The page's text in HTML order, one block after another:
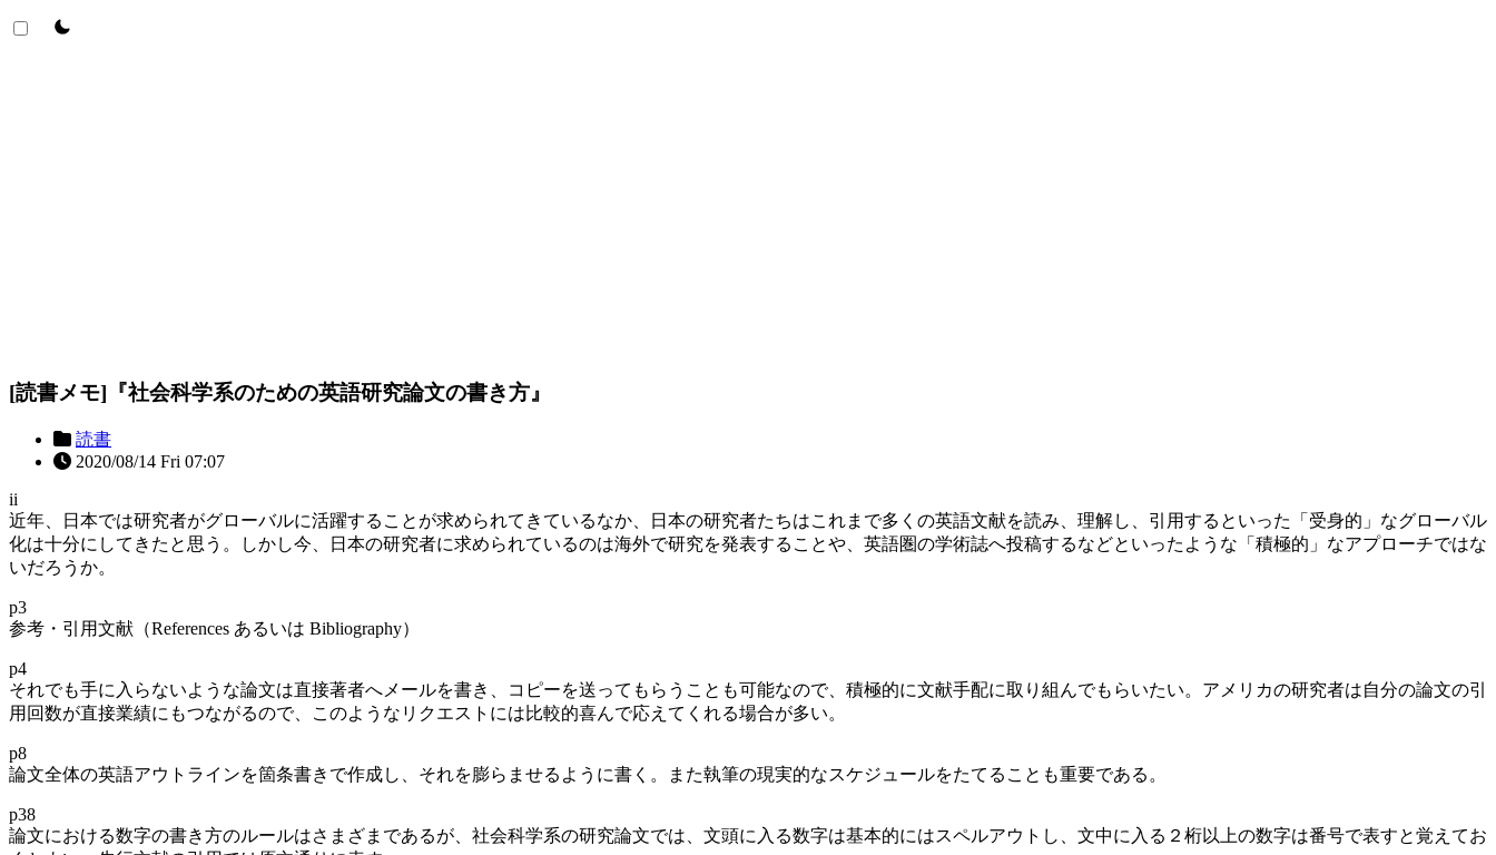
theme switcher
[読書メモ]『社会科学系のための英語研究論文の書き方』
読書
2020/08/14 Fri 07:07
ii
近年、日本では研究者がグローバルに活躍することが求められてきているなか、日本の研究者たちはこれまで多くの英語文献を読み、理解し、引用するといった「受身的」なグローバル
化は十分にしてきたと思う。しかし今、日本の研究者に求められているのは海外で研究を発表することや、英語圏の学術誌へ投稿するなどといったような「積極的」なアプローチではな
いだろうか。
p3
参考・引用文献（References あるいは Bibliography）
p4
それでも手に入らないような論文は直接著者へメールを書き、コピーを送ってもらうことも可能なので、積極的に文献手配に取り組んでもらいたい。アメリカの研究者は自分の論文の引
用回数が直接業績にもつながるので、このようなリクエストには比較的喜んで応えてくれる場合が多い。
p8
論文全体の英語アウトラインを箇条書きで作成し、それを膨らませるように書く。また執筆の現実的なスケジュールをたてることも重要である。
p38
論文における数字の書き方のルールはさまざまであるが、社会科学系の研究論文では、文頭に入る数字は基本的にはスペルアウトし、文中に入る２桁以上の数字は番号で表すと覚えてお